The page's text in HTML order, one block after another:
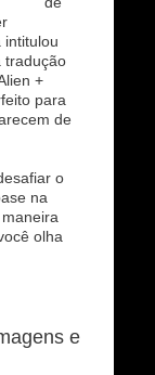
intitulou
tradução
+
para
de
o
na
olha
e